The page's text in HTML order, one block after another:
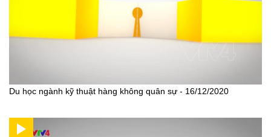
Du học ngành kỹ thuật hàng không quân sự - 16/12/2020